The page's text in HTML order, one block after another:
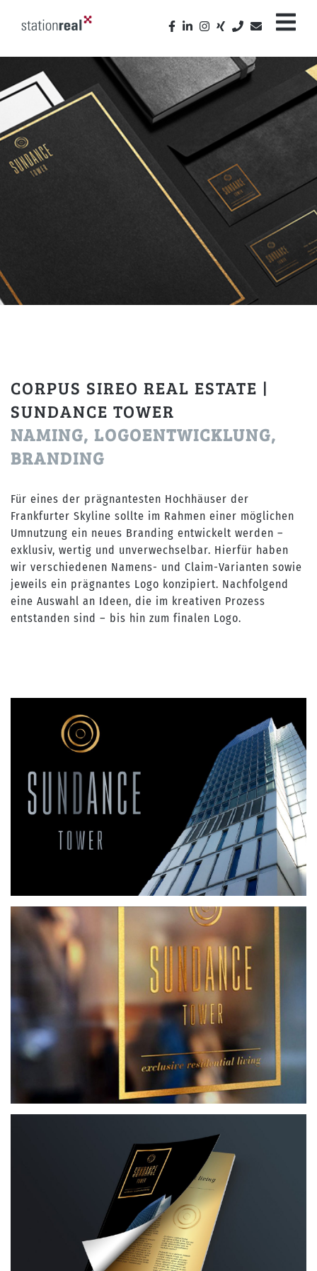
CORPUS SIREO REAL ESTATE |
SUNDANCE TOWER
NAMING, LOGOENTWICKLUNG,
BRANDING
Für eines der prägnantesten Hochhäuser der
Frankfurter Skyline sollte im Rahmen einer möglichen
Umnutzung ein neues Branding entwickelt werden –
exklusiv, wertig und unverwechselbar. Hierfür haben
wir verschiedenen Namens- und Claim-Varianten sowie
jeweils ein prägnantes Logo konzipiert. Nachfolgend
eine Auswahl an Ideen, die im kreativen Prozess
entstanden sind – bis hin zum finalen Logo.